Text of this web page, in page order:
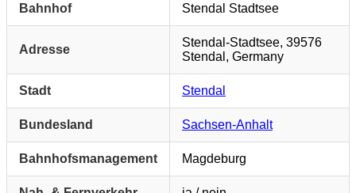
Bahnhof Stendal Stadtsee
Adresse
Stendal-Stadtsee, 39576
Stendal, Germany
Stadt Stendal
Bundesland Sachsen-Anhalt
Bahnhofsmanagement Magdeburg